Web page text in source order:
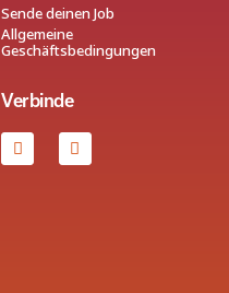
Sende deinen Job
Allgemeine
Geschäftsbedingungen
Verbinde